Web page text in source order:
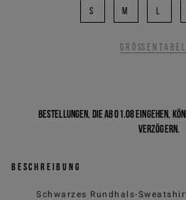
S M
Bestellungen, die ab 01.08 eingehen,
verzögern.
Beschreibung
Schwarzes Rundhals-